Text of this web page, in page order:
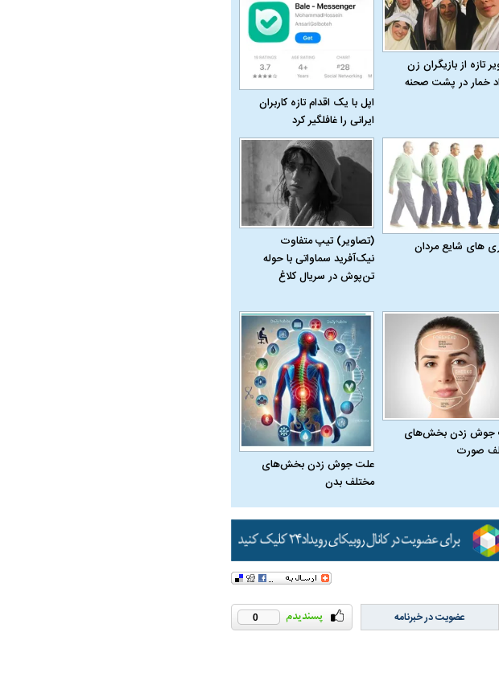
تازه از بازیگران زن
خمار در پشت صحنه
اپل با یک اقدام تازه کاربران
ایرانی را غافلگیر کرد
های شایع مردان
(تصاویر) تیپ متفاوت
نیک‌آفرید سماواتی با حوله
تن‌پوش در سریال کلاغ
جوش زدن بخش‌های
صورت
علت جوش زدن بخش‌های
مختلف بدن
0 عضویت در خبرنامه
فرهنگ
عزاداری ماه محرم در دوران قاجار چگونه
مردی که سر خم نکرد؟ | غلامرضا تختی و